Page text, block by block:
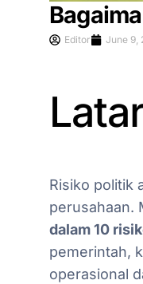
Editor June 9,
Risiko politik
perusahaan.
dalam 10
pemerintah,
operasional